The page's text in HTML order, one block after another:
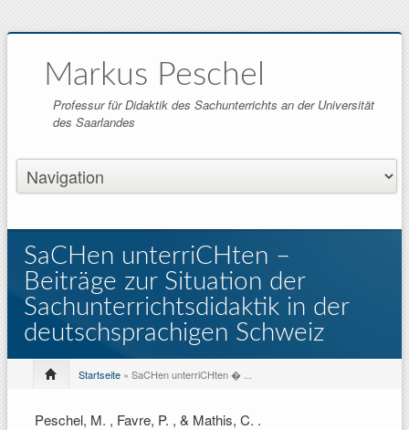
Markus Peschel
Professur für Didaktik des Sachunterrichts an der Universität
des Saarlandes
SaCHen unterriCHten –
Beiträge zur Situation der
Sachunterrichtsdidaktik in der
deutschsprachigen Schweiz
Startseite » SaCHen unterriCHten � ...
Peschel, M. , Favre, P. , & Mathis, C. .